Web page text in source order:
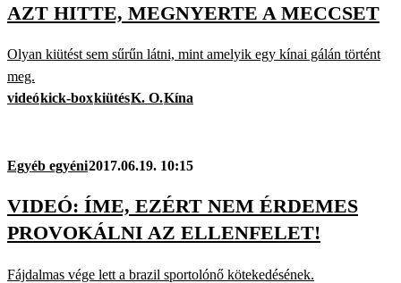
AZT HITTE, MEGNYERTE A MECCSET
Olyan kiütést sem sűrűn látni, mint amelyik egy kínai gálán történt
meg.
videókick-boxkiütésK. O.Kína
Egyéb egyéni2017.06.19. 10:15
VIDEÓ: ÍME, EZÉRT NEM ÉRDEMES
PROVOKÁLNI AZ ELLENFELET!
Fájdalmas vége lett a brazil sportolónő kötekedésének.